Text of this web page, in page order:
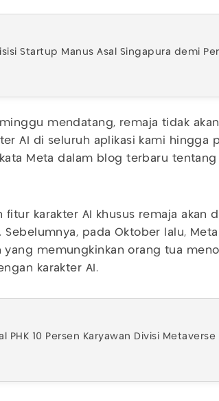
Startup Manus Asal Singapura demi
mendatang, remaja tidak
AI di seluruh aplikasi kami hingga
Meta dalam blog terbaru
fitur karakter AI khusus remaja akan
Sebelumnya, pada Oktober lalu,
yang memungkinkan orang tua
karakter AI.
PHK 10 Persen Karyawan Divisi Metaverse